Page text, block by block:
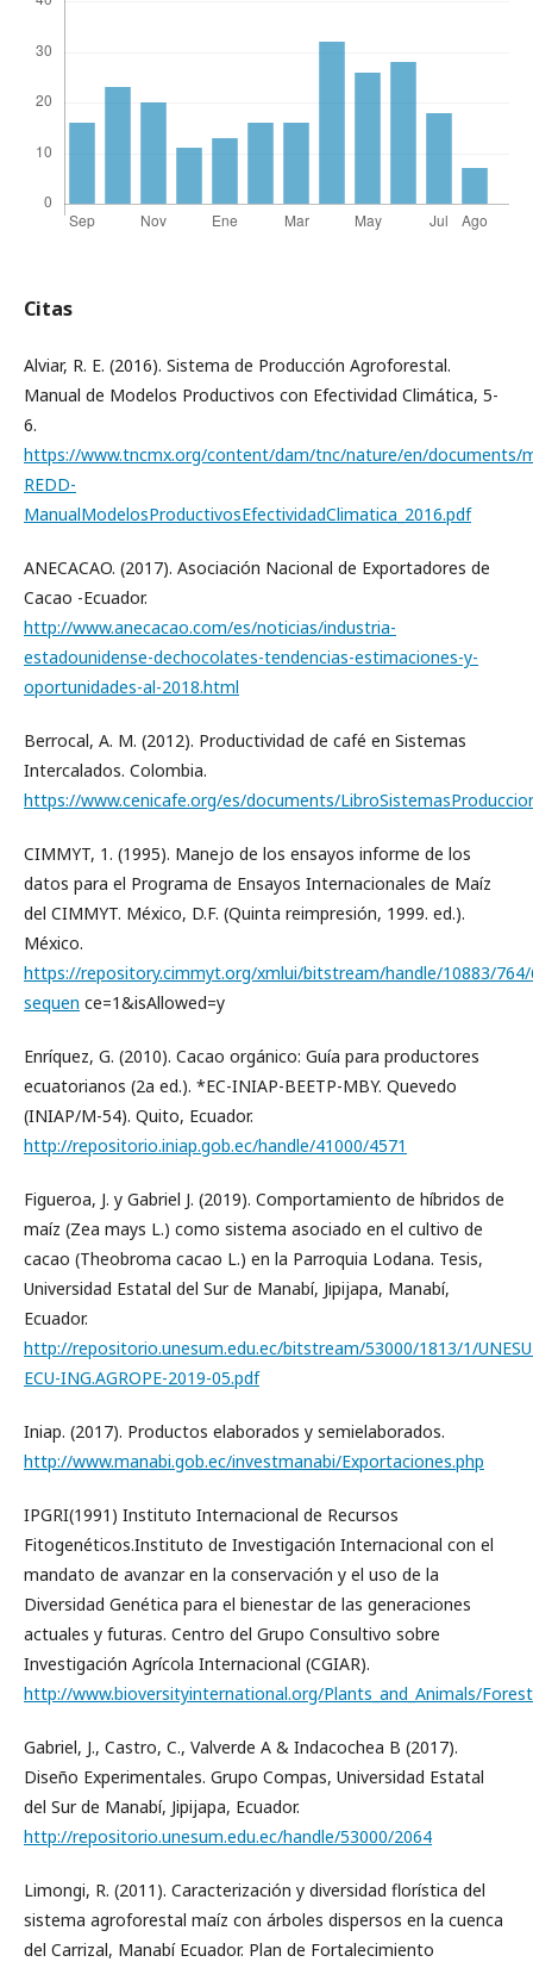
Citas
Alviar, R. E. (2016). Sistema de Producción Agroforestal.
Manual de Modelos Productivos con Efectividad Climática, 5-
6.
https://www.tncmx.org/content/dam/tnc/nature/en/documents/
REDD-
ManualModelosProductivosEfectividadClimatica_2016.pdf
ANECACAO. (2017). Asociación Nacional de Exportadores de
Cacao -Ecuador.
http://www.anecacao.com/es/noticias/industria-
estadounidense-dechocolates-tendencias-estimaciones-y-
oportunidades-al-2018.html
Berrocal, A. M. (2012). Productividad de café en Sistemas
Intercalados. Colombia.
https://www.cenicafe.org/es/documents/
CIMMYT, 1. (1995). Manejo de los ensayos informe de los
datos para el Programa de Ensayos Internacionales de Maíz
del CIMMYT. México, D.F. (Quinta reimpresión, 1999. ed.).
México.
https://repository.cimmyt.org/xmlui/bitstream/handle/10883/764/
sequen ce=1&isAllowed=y
Enríquez, G. (2010). Cacao orgánico: Guía para productores
ecuatorianos (2a ed.). *EC-INIAP-BEETP-MBY. Quevedo
(INIAP/M-54). Quito, Ecuador.
http://repositorio.iniap.gob.ec/handle/41000/4571
Figueroa, J. y Gabriel J. (2019). Comportamiento de híbridos de
maíz (Zea mays L.) como sistema asociado en el cultivo de
cacao (Theobroma cacao L.) en la Parroquia Lodana. Tesis,
Universidad Estatal del Sur de Manabí, Jipijapa, Manabí,
Ecuador.
http://repositorio.unesum.edu.ec/bitstream/53000/1813/1/
ECU-ING.AGROPE-2019-05.pdf
Iniap. (2017). Productos elaborados y semielaborados.
http://www.manabi.gob.ec/investmanabi/Exportaciones.php
IPGRI(1991) Instituto Internacional de Recursos
Fitogenéticos.Instituto de Investigación Internacional con el
mandato de avanzar en la conservación y el uso de la
Diversidad Genética para el bienestar de las generaciones
actuales y futuras. Centro del Grupo Consultivo sobre
Investigación Agrícola Internacional (CGIAR).
http://www.bioversityinternational.org/Plants_and_Animals/
Gabriel, J., Castro, C., Valverde A & Indacochea B (2017).
Diseño Experimentales. Grupo Compas, Universidad Estatal
del Sur de Manabí, Jipijapa, Ecuador.
http://repositorio.unesum.edu.ec/handle/53000/2064
Limongi, R. (2011). Caracterización y diversidad florística del
sistema agroforestal maíz con árboles dispersos en la cuenca
del Carrizal, Manabí Ecuador. Plan de Fortalecimiento